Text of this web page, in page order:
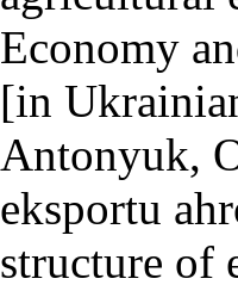
Economy
[in
Antonyuk,
eksportu
structure of